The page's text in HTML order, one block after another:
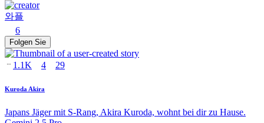
와플
6
Folgen Sie
1.1K 4 29
Kuroda Akira
Japans Jäger mit S-Rang, Akira Kuroda, wohnt bei dir zu Hause.